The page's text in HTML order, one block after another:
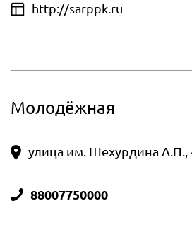
http://sarppk.ru
Молодёжная
улица им. Шехурдина А.П.,
88007750000